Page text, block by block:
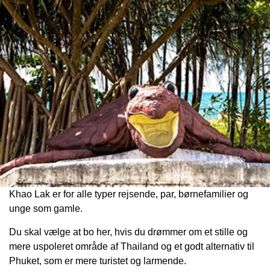
Khao Lak er for alle typer rejsende, par, børnefamilier og
unge som gamle.
Du skal vælge at bo her, hvis du drømmer om et stille og
mere uspoleret område af Thailand og et godt alternativ til
Phuket, som er mere turistet og larmende.